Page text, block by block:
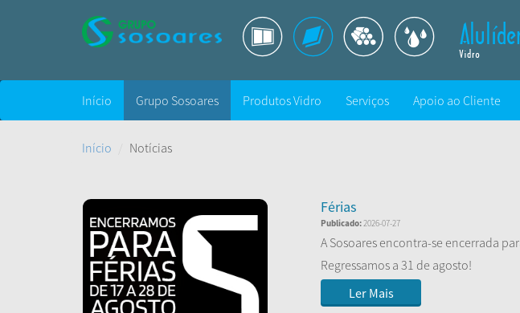
Início Grupo Sosoares Produtos Vidro Serviços Apoio ao Cliente
Início Notícias
Férias
Publicado:2026-07-27
A Sosoares encontra-se encerrada
Regressamos a 31 de agosto!
Ler Mais